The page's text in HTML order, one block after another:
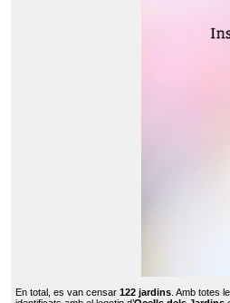
En total, es van censar 122 jardins . Amb totes